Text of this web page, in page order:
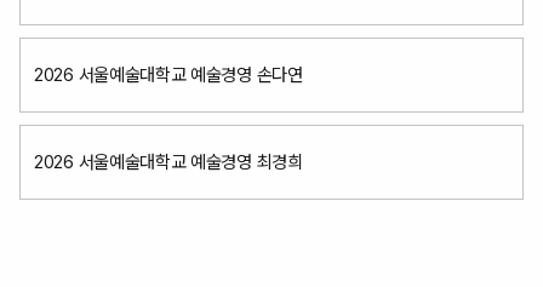
2026 서울예술대학교 예술경영 손다연
2026 서울예술대학교 예술경영 최경희